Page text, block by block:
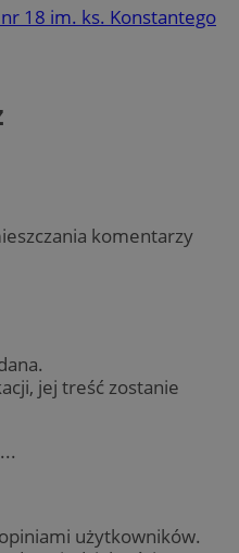
nr 18 im. ks. Konstantego
komentarzy
jej treść zostanie
użytkowników.